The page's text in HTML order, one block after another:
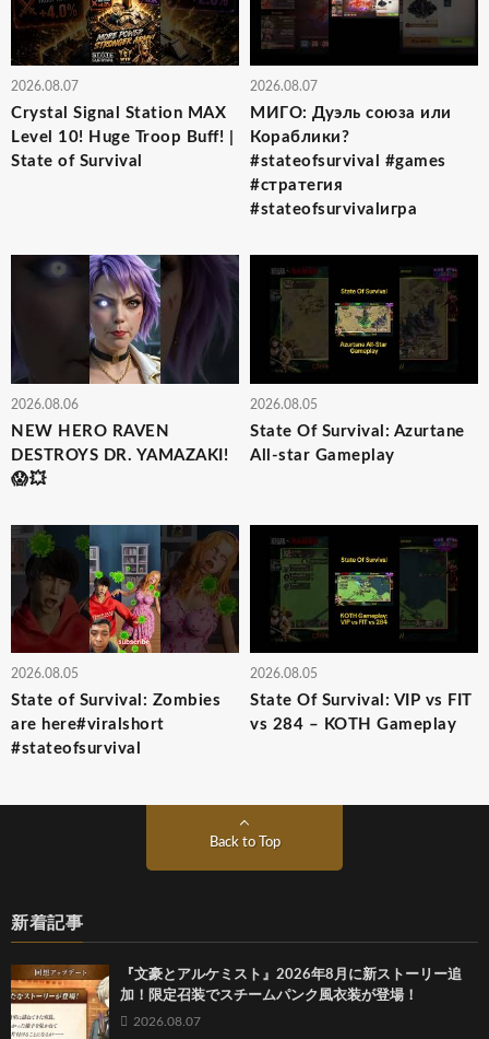
2026.08.07
Crystal Signal Station MAX
Level 10! Huge Troop Buff! |
State of Survival
2026.08.07
МИГО: Дуэль союза или
Кораблики?
#stateofsurvival #games
#стратегия
#stateofsurvivalигра
2026.08.06
NEW HERO RAVEN
DESTROYS DR. YAMAZAKI!
😱💥
2026.08.05
State Of Survival: Azurtane
All-star Gameplay
2026.08.05
State of Survival: Zombies
are here#viralshort
#stateofsurvival
2026.08.05
State Of Survival: VIP vs FIT
vs 284 – KOTH Gameplay
Back to Top
新着記事
『文豪とアルケミスト』2026年8月に新ストーリー追
加！限定召装でスチームパンク風衣装が登場！
2026.08.07